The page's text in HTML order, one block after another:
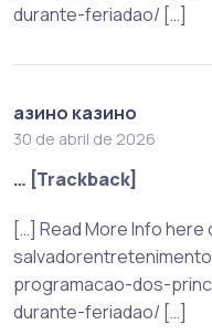
durante-feriadao/ […]
азино казино
30 de abril de 2026
… [Trackback]
[…] Read More Info here
programacao-dos-
durante-feriadao/ […]